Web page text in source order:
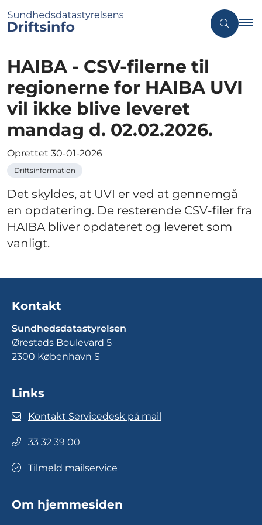
HAIBA - CSV-filerne til
regionerne for HAIBA UVI
vil ikke blive leveret
mandag d. 02.02.2026.
Oprettet 30-01-2026
Driftsinformation
Det skyldes, at UVI er ved at gennemgå
en opdatering. De resterende CSV-filer fra
HAIBA bliver opdateret og leveret som
vanligt.
Kontakt
Sundhedsdatastyrelsen
Ørestads Boulevard 5
2300 København S
Links
Kontakt Servicedesk på mail
33 32 39 00
Tilmeld mailservice
Om hjemmesiden